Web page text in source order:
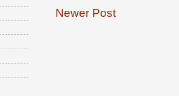
Newer Post